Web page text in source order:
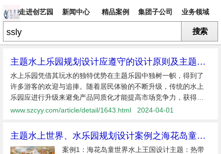
走进创艺园 新闻中心 精品案例 集团子公司 业务领域
搜索
主题水上乐园规划设计应遵守的设计原则及主题打
造
水上乐园凭借其玩水的独特优势在主题乐园中独树一帜，得到了
许多游客的欢迎与追捧。随着居民体验的不断升级，传统的水上
乐园应进行升级来避免产品同质化才能提高市场竞争力，获得发
展空间。其主题性的创意设计成为吸引游客的关键，也是我们所
www.szcyy.com/article/detail/1643.html 2024-04-01
主题水上世界、水乐园规划设计案例之海花岛童世
界、加勒比岛水世界、奥兰多火山湾水乐园
案例1：海花岛童世界水上王国设计主题：热带